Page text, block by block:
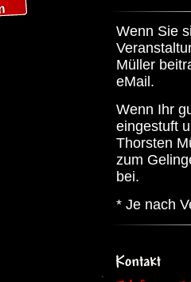
Wenn Sie
Müller
eMail.
Wenn Ihr
eingestuft
Thorsten
zum
bei.
* Je nach